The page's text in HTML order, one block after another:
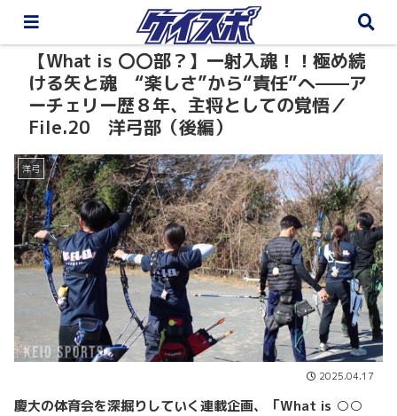
【What is 〇〇部？】一射入魂！！極め続
ける矢と魂 “楽しさ”から“責任”へ——ア
ーチェリー歴８年、主将としての覚悟／
File.20 洋弓部（後編）
洋弓
2025.04.17
慶大の体育会を深掘りしていく連載企画、「What is ○○